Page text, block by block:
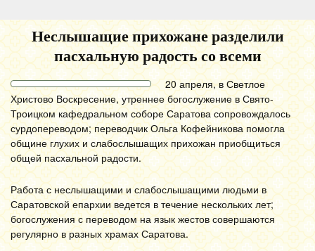
Неслышащие прихожане разделили
пасхальную радость со всеми
20 апреля, в Светлое
Христово Воскресение, утреннее богослужение в Свято-
Троицком кафедральном соборе Саратова сопровождалось
сурдопереводом; переводчик Ольга Кофейникова помогла
общине глухих и слабослышащих прихожан приобщиться
общей пасхальной радости.
Работа с неслышащими и слабослышащими людьми в
Саратовской епархии ведется в течение нескольких лет;
богослужения с переводом на язык жестов совершаются
регулярно в разных храмах Саратова.